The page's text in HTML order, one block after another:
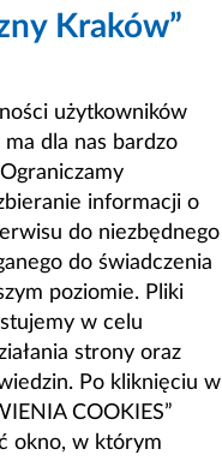
Kraków”
użytkowników
dla nas bardzo
informacji o
do niezbędnego
do świadczenia
poziomie. Pliki
w celu
strony oraz
Po kliknięciu w
COOKIES”
okno, w którym